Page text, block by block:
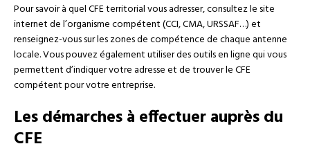
Pour savoir à quel CFE territorial vous adresser, consultez le site
internet de l’organisme compétent (CCI, CMA, URSSAF…) et
renseignez-vous sur les zones de compétence de chaque antenne
locale. Vous pouvez également utiliser des outils en ligne qui vous
permettent d’indiquer votre adresse et de trouver le CFE
compétent pour votre entreprise.
Les démarches à effectuer auprès du
CFE